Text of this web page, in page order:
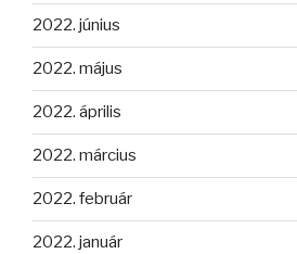
2022. június
2022. május
2022. április
2022. március
2022. február
2022. január